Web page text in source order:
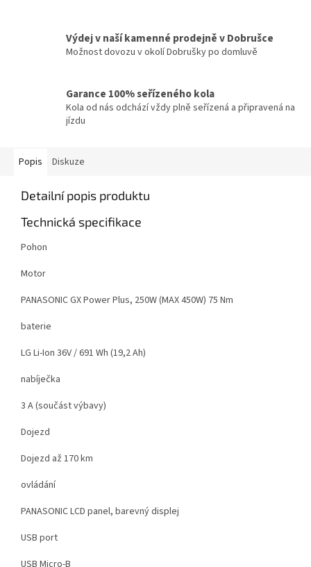
Výdej v naší kamenné prodejně v Dobrušce
Možnost dovozu v okolí Dobrušky po domluvě
Garance 100% seřízeného kola
Kola od nás odchází vždy plně seřízená a připravená na
jízdu
Popis Diskuze
Detailní popis produktu
Technická specifikace
Pohon
Motor
PANASONIC GX Power Plus, 250W (MAX 450W) 75 Nm
baterie
LG Li-Ion 36V / 691 Wh (19,2 Ah)
nabíječka
3 A (součást výbavy)
Dojezd
Dojezd až 170 km
ovládání
PANASONIC LCD panel, barevný displej
USB port